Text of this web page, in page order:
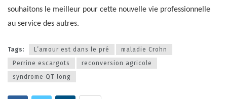
souhaitons le meilleur pour cette nouvelle vie professionnelle
au service des autres.
Tags: L’amour est dans le pré
maladie Crohn
Perrine escargots
reconversion agricole
syndrome QT long